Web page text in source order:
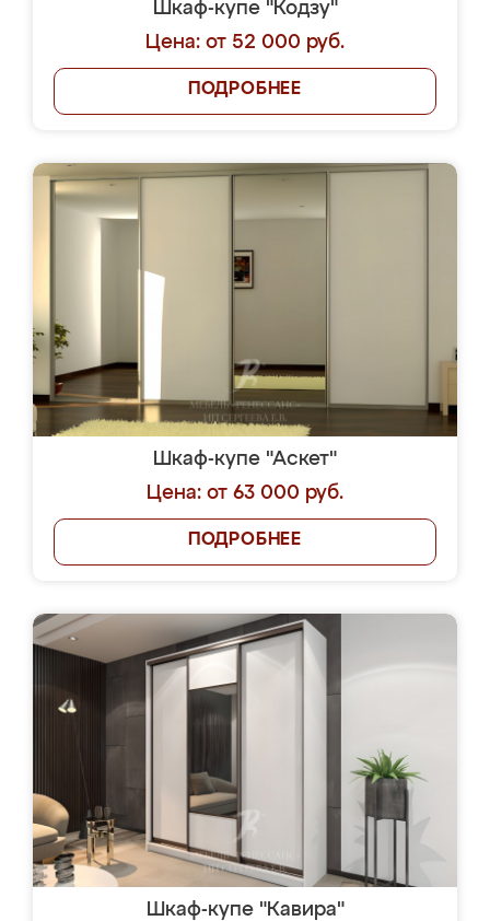
Шкаф-купе "Кодзу"
Цена: от 52 000 руб.
ПОДРОБНЕЕ
Шкаф-купе "Аскет"
Цена: от 63 000 руб.
ПОДРОБНЕЕ
Шкаф-купе "Кавира"